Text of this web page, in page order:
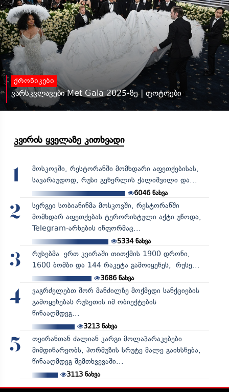
ქრონიკები
ვარსკვლავები Met Gala 2025-ზე | ფოტოები
კვირის ყველაზე კითხვადი
1
მოსკოვში, რესტორანში მომხდარი აფეთქებისას,
სავარაუდოდ, რუსი გენერლის ქალიშვილი და...
6046ნახვა
2
სერგეი სობიანინმა მოსკოვში, რესტორანში
მომხდარ აფეთქებას ტერორისტული აქტი უწოდა,
Telegram-არხების ინფორმაც...
5334ნახვა
3
რუსებმა ერთ კვირაში თითქმის 1900 დრონი,
1600 ბომბი და 144 რაკეტა გამოიყენეს, რუსე...
3686ნახვა
4
ვაგრძელებთ შორ მანძილზე მოქმედი სანქციების
გამოყენებას რუსეთის იმ ობიექტების
წინააღმდეგ...
3213ნახვა
5
თეირანთან ძალიან კარგი მოლაპარაკებები
მიმდინარეობს, ჰორმუზის სრუტე მალე გაიხსნება,
წინააღმდეგ შემთხვევაში...
3113ნახვა